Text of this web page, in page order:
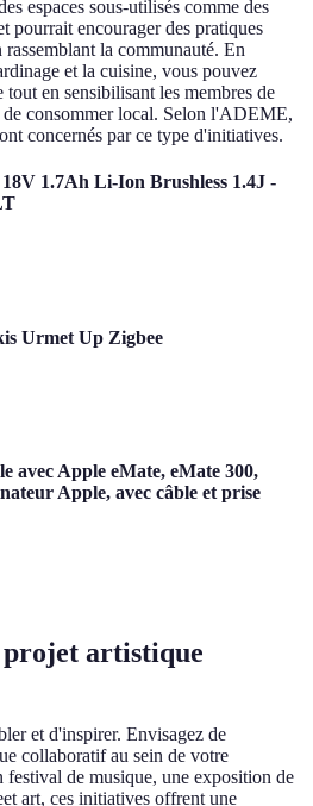
espaces sous-utilisés comme des
pourrait encourager des pratiques
la communauté. En
et la cuisine, vous pouvez
en sensibilisant les membres de
consommer local. Selon l'ADEME,
concernés par ce type d'initiatives.
1.7Ah Li-Ion Brushless 1.4J -
Urmet Up Zigbee
avec Apple eMate, eMate 300,
Apple, avec câble et prise
projet artistique
et d'inspirer. Envisagez de
collaboratif au sein de votre
festival de musique, une exposition de
art, ces initiatives offrent une